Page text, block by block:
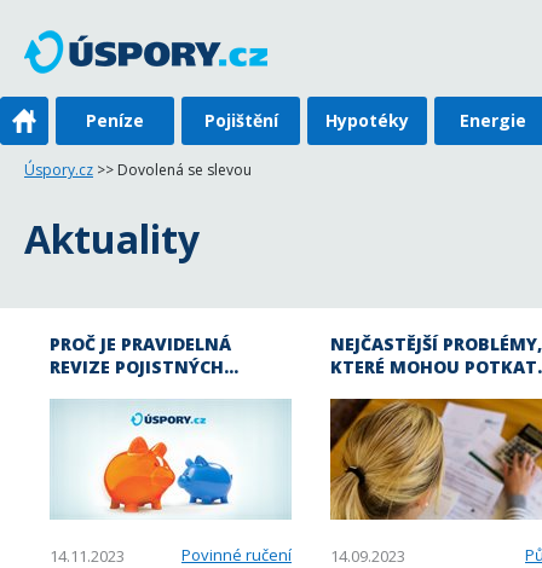
Peníze Pojištění Hypotéky Energie
Úspory.cz >> Dovolená se slevou
Aktuality
PROČ JE PRAVIDELNÁ
REVIZE POJISTNÝCH…
14.11.2023 Povinné ručení
NEJČASTĚJŠÍ PROBLÉMY,
KTERÉ MOHOU
14.09.2023